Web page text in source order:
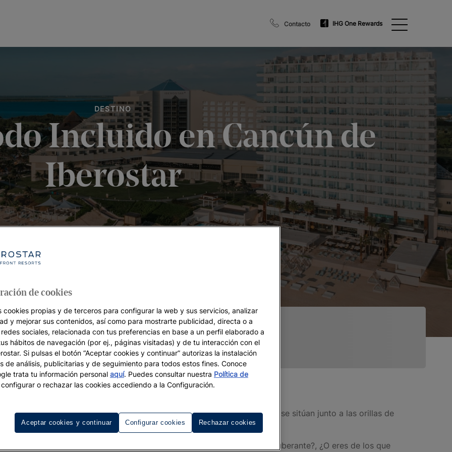
Contacto IHG One Rewards
DESTINO
Incluido en Cancún de
Iberostar
de Iberostar
de algunos de losresorts Todo Incluido más lujosos de México, que se sitúan junto a las orillas de
Todo Incluido, en
y rodeado de una naturaleza exuberante?, ¿O eres de los que
de cookies
cookies propias y de terceros para configurar la web y sus servicios, analizar
y mejorar sus contenidos, así como para mostrarte publicidad, directa o a
sociales, relacionada con tus preferencias en base a un perfil elaborado a
hábitos de navegación (por ej., páginas visitadas) y de tu interacción con el
Si pulsas el botón “Aceptar cookies y continuar” autorizas la instalación
de análisis, publicitarias y de seguimiento para todos estos fines. Conoce
trata tu información personal aquí. Puedes consultar nuestra Política de
o rechazar las cookies accediendo a la Configuración.
Configurar cookies Rechazar cookies
Aceptar cookies y continuar